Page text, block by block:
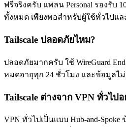
ฟรีจริงครับ แพลน Personal รองรับ
ทั้งหมด เพียงพอสำหรับผู้ใช้ทั่วไปแล
Tailscale ปลอดภัยไหม?
ปลอดภัยมากครับ ใช้ WireGuard
หมดอายุทุก 24 ชั่วโมง และข้อมูลไม่
Tailscale ต่างจาก VPN ทั่วไปอ
VPN ทั่วไปเป็นแบบ Hub-and-